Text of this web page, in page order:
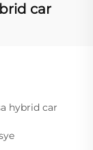
car
hybrid car